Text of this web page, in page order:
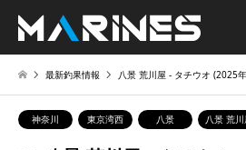
最新釣果情報 八景 荒川屋 ‐ タチウオ (2025
神奈川 東京湾西 八景 八景 荒川